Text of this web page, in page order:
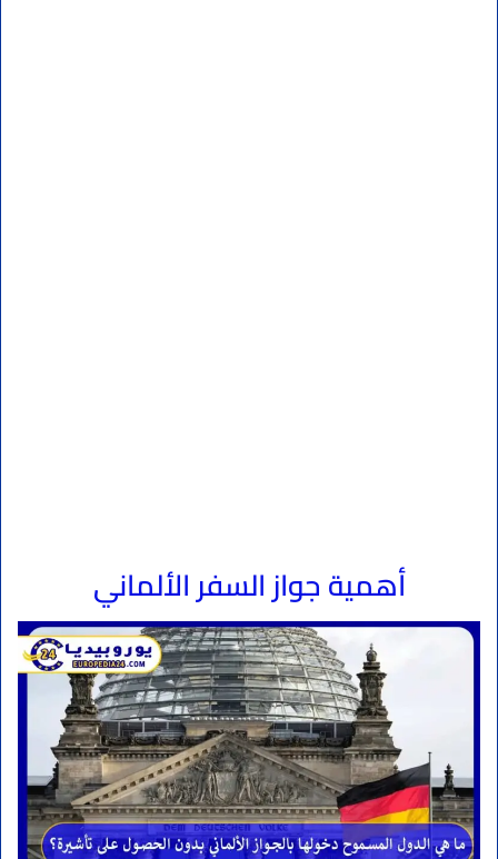
أهمية جواز السفر الألماني